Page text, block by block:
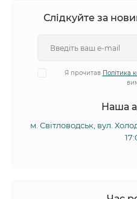
Слідкуйте за
Я прочитав Політика
Наша
м. Світловодськ, вул.